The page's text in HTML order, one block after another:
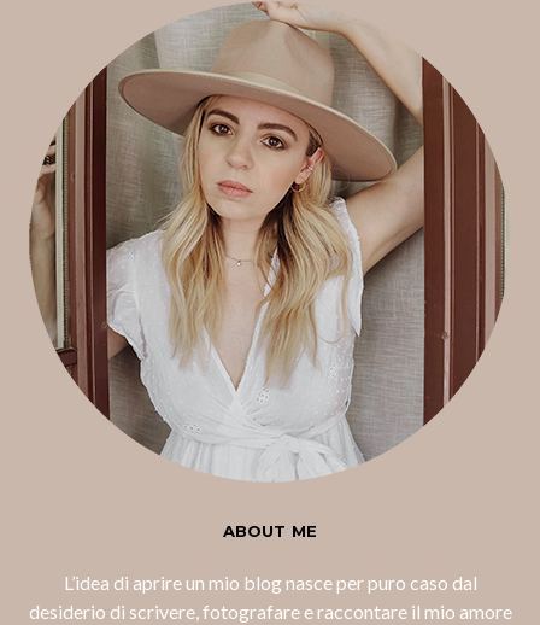
ABOUT ME
L’idea di aprire un mio blog nasce per puro caso dal
desiderio di scrivere, fotografare e raccontare il mio amore